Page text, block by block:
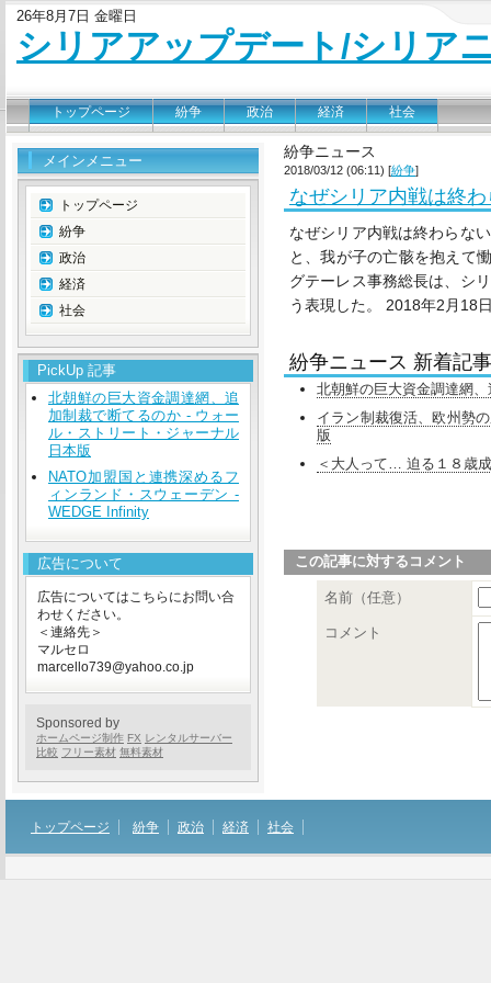
26年8月7日 金曜日
シリアアップデート/シリア
トップページ 紛争 政治 経済 社会
紛争ニュース
2018/03/12 (06:11) [紛争]
なぜシリア内戦は終
なぜシリア内戦は終わらな
と、我が子の亡骸を抱えて
グテーレス事務総長は、シ
う表現した。 2018年2月18
紛争ニュース 新着記事
北朝鮮の巨大資金調達網
イラン制裁復活、欧州勢
版
＜大人って… 迫る１８歳
この記事に対するコメント
名前（任意）
コメント
メインメニュー
トップページ
紛争
政治
経済
社会
PickUp 記事
北朝鮮の巨大資金調達網、追
加制裁で断てるのか - ウォー
ル・ストリート・ジャーナル
日本版
NATO加盟国と連携深めるフ
ィンランド・スウェーデン -
WEDGE Infinity
広告について
広告についてはこちらにお問い合
わせください。
＜連絡先＞
マルセロ
marcello739@yahoo.co.jp
Sponsored by
ホームページ制作 FX レンタルサーバー
比較 フリー素材 無料素材
トップページ 紛争 政治 経済 社会